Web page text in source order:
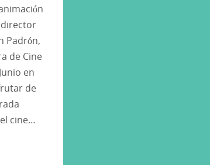
Padrón,
de Cine
en
de
cine…